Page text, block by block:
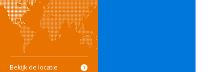
Bekijk de locatie